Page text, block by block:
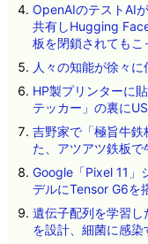
OpenAIのテストAI
共有しHugging
板を閉鎖されてもこ
人々の知能が徐々
HP製プリンターに
テッカー」の裏に
吉野家で「極旨牛
た、アツアツ鉄板
Google「Pixel 11」
デルにTensor G6を
遺伝子配列を学習し
を設計、細菌に感